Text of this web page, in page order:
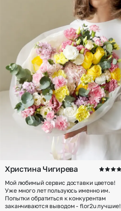
Христина Чигирева
Мой любимый сервис доставки цветов!
Уже много лет пользуюсь именно им.
Попытки обратиться к конкурентам
заканчиваются выводом - flor2u лучшие!